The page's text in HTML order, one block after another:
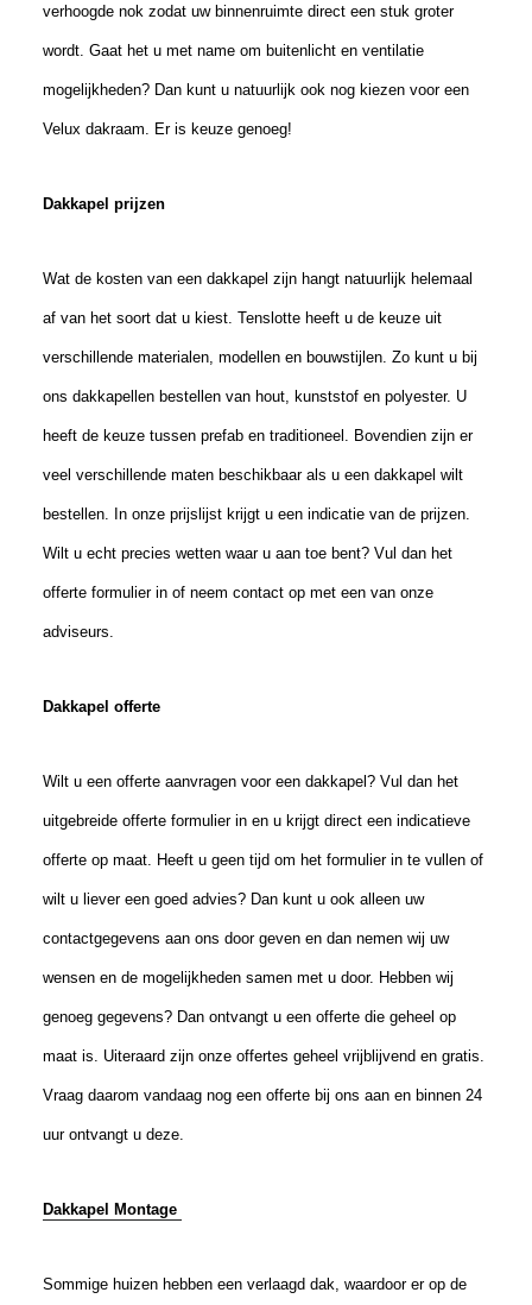
verhoogde nok zodat uw binnenruimte direct een stuk groter
wordt. Gaat het u met name om buitenlicht en ventilatie
mogelijkheden? Dan kunt u natuurlijk ook nog kiezen voor een
Velux dakraam. Er is keuze genoeg!
Dakkapel prijzen
Wat de kosten van een dakkapel zijn hangt natuurlijk helemaal
af van het soort dat u kiest. Tenslotte heeft u de keuzeuit
verschillende materialen, modellenen bouwstijlen. Zo kunt u bij
ons dakkapellen bestellen van hout, kunststof en polyester. U
heeft de keuze tussen prefab en traditioneel. Bovendien zijn er
veel verschillende maten beschikbaar als u een dakkapel wilt
bestellen. In onze prijslijst krijgt u een indicatie van de prijzen.
Wilt u echt precies wetten waar u aan toe bent? Vul dan het
offerte formulier in of neem contact op met een van onze
adviseurs.
Dakkapel offerte
Wilt u een offerte aanvragen voor een dakkapel? Vul dan het
uitgebreide offerte formulier in en u krijgt direct een indicatieve
offerte op maat. Heeft u geen tijd om het formulier in te vullen of
wilt u liever een goed advies? Dan kunt u ook alleen uw
contactgegevens aan ons door geven en dan nemen wij uw
wensen en de mogelijkheden samen met u door. Hebben wij
genoeg gegevens? Dan ontvangt u een offerte die geheel op
maat is. Uiteraard zijn onze offertes geheel vrijblijvend en gratis.
Vraag daarom vandaag nog een offerte bij ons aan en binnen 24
uur ontvangt u deze.
Dakkapel Montage
Sommige huizen hebben een verlaagd dak, waardoor er op de